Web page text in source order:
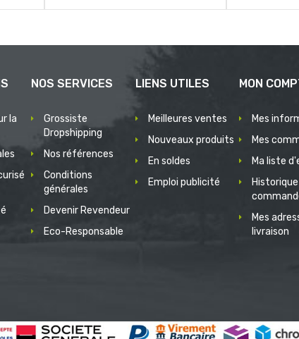
la
NOS SERVICES
Grossiste
Dropshipping
Nos références
Conditions
générales
Devenir Revendeur
Eco-Responsable
LIENS UTILES
Meilleures ventes
Nouveaux produits
En soldes
Emploi publicité
MON
Mes
Mes
Ma liste
Mes
livraison